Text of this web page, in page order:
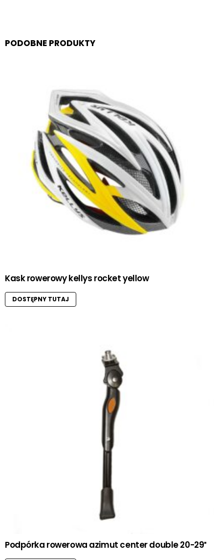
PODOBNE PRODUKTY
Kask rowerowy kellys rocket yellow
DOSTĘPNY TUTAJ
Podpórka rowerowa azimut center double 20-29″